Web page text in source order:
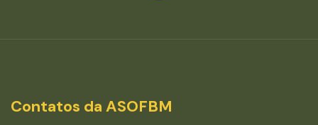
Contatos da ASOFBM